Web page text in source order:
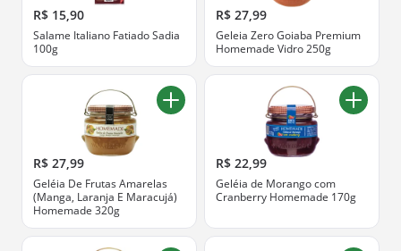
R$ 15,90
Salame Italiano Fatiado Sadia
100g
R$ 27,99
Geleia Zero Goiaba Premium
Homemade Vidro 250g
R$ 27,99
Geléia De Frutas Amarelas
(Manga, Laranja E Maracujá)
Homemade 320g
R$ 22,99
Geléia de Morango com
Cranberry Homemade 170g